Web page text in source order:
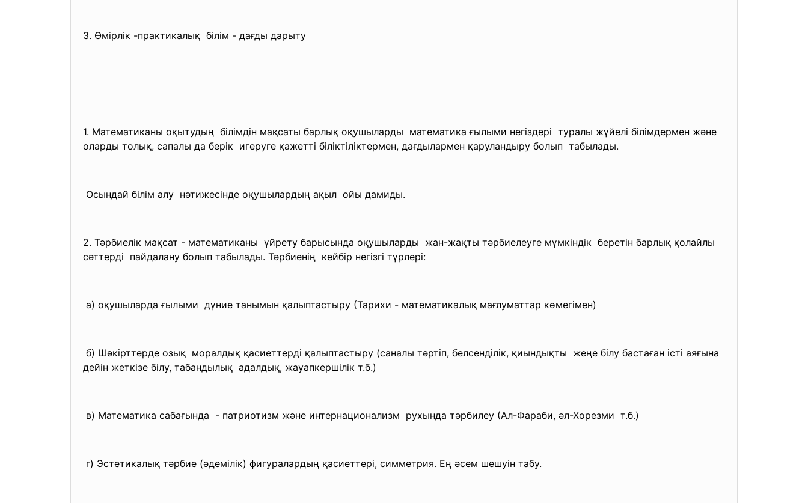
3. Өмірлік -практикалық білім - дағды дарыту
1. Математиканы оқытудың білімдін мақсаты барлық оқушыларды математика ғылыми негіздері туралы жүйелі білімдермен және
оларды толық, сапалы да берік игеруге қажетті біліктіліктермен, дағдылармен қаруландыру болып табылады.
Осындай білім алу нәтижесінде оқушылардың ақыл ойы дамиды.
2. Тәрбиелік мақсат - математиканы үйрету барысында оқушыларды жан-жақты тәрбиелеуге мүмкіндік беретін барлық қолайлы
сәттерді пайдалану болып табылады. Тәрбиенің кейбір негізгі түрлері:
а) оқушыларда ғылыми дүние танымын қалыптастыру (Тарихи - математикалық мағлуматтар көмегімен)
б) Шәкірттерде озық моралдық қасиеттерді қалыптастыру (саналы тәртіп, белсенділік, қиындықты жеңе білу бастаған істі аяғына
дейін жеткізе білу, табандылық адалдық, жауапкершілік т.б.)
в) Математика сабағында - патриотизм және интернационализм рухында тәрбилеу (Ал-Фараби, әл-Хорезми т.б.)
г) Эстетикалық тәрбие (әдемілік) фигуралардың қасиеттері, симметрия. Ең әсем шешуін табу.